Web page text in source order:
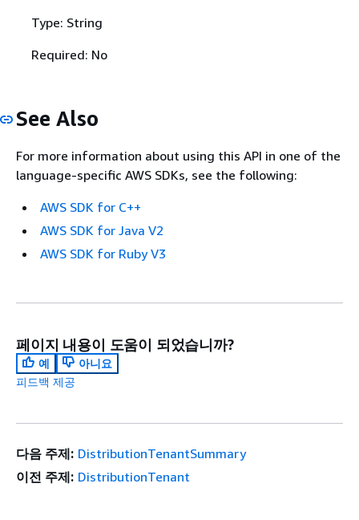
Type: String
Required: No
See Also
For more information about using this API in one of the
language-specific AWS SDKs, see the following:
AWS SDK for C++
AWS SDK for Java V2
AWS SDK for Ruby V3
페이지 내용이 도움이 되었습니까?
예
아니요
피드백 제공
다음 주제: DistributionTenantSummary
이전 주제: DistributionTenant